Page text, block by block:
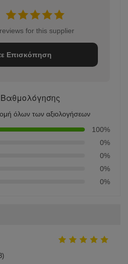
for this supplier
Επισκόπηση
όλων των αξιολογήσεων
100%
0%
0%
0%
0%